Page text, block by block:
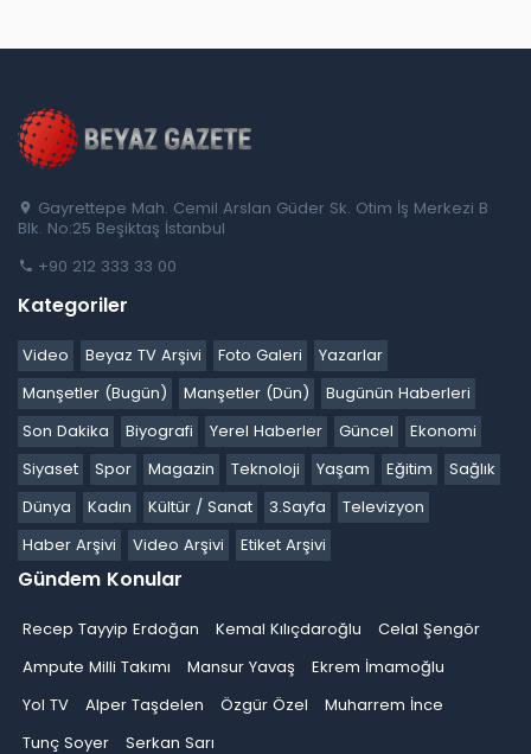
Gayrettepe Mah. Cemil Arslan Güder Sk. Otim İş Merkezi B
Blk. No:25 Beşiktaş İstanbul
+90 212 333 33 00
Kategoriler
Video Beyaz TV Arşivi Foto Galeri
Yazarlar
Manşetler (Bugün)
Manşetler (Dün)
Bugünün Haberleri
Son Dakika
Biyografi Yerel Haberler Güncel
Ekonomi
Siyaset
Spor Magazin Teknoloji Yaşam Eğitim
Sağlık
Dünya
Kadın Kültür / Sanat 3.Sayfa
Televizyon
Haber Arşivi
Video Arşivi Etiket Arşivi
Gündem Konular
Recep Tayyip Erdoğan Kemal Kılıçdaroğlu
Celal Şengör
Ampute Milli Takımı
Mansur Yavaş
Ekrem İmamoğlu
Yol TV
Alper Taşdelen Özgür Özel
Muharrem İnce
Tunç Soyer
Serkan Sarı